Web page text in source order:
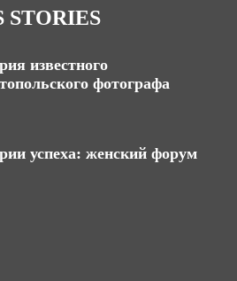
STORIES
известного
фотографа
успеха: женский форум